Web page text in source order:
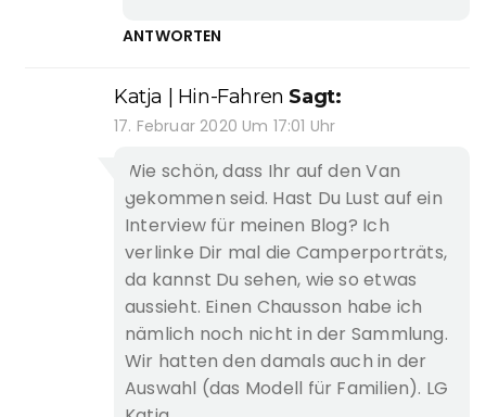
ANTWORTEN
Katja | Hin-Fahren Sagt:
17. Februar 2020 Um 17:01 Uhr
Wie schön, dass Ihr auf den Van
gekommen seid. Hast Du Lust auf ein
Interview für meinen Blog? Ich
verlinke Dir mal die Camperporträts,
da kannst Du sehen, wie so etwas
aussieht. Einen Chausson habe ich
nämlich noch nicht in der Sammlung.
Wir hatten den damals auch in der
Auswahl (das Modell für Familien). LG